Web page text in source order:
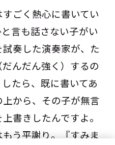
ごく熱心に書いてい
言も話さない子がい
奏した演奏家が、た
んだん強く）するの
たら、既に書いてあ
から、その子が無言
書きしたんですよ。
う平謝り。『すみま